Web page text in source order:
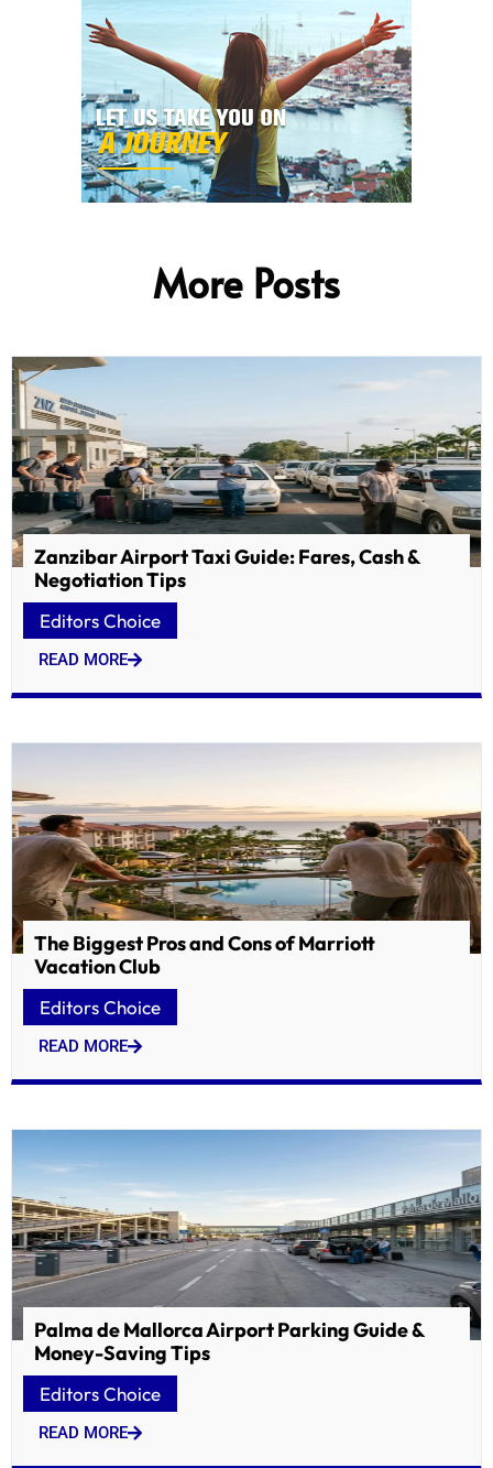
More Posts
Zanzibar Airport Taxi Guide: Fares, Cash &
Negotiation Tips
Editors Choice
READ MORE
The Biggest Pros and Cons of Marriott
Vacation Club
Editors Choice
READ MORE
Palma de Mallorca Airport Parking Guide &
Money-Saving Tips
Editors Choice
READ MORE